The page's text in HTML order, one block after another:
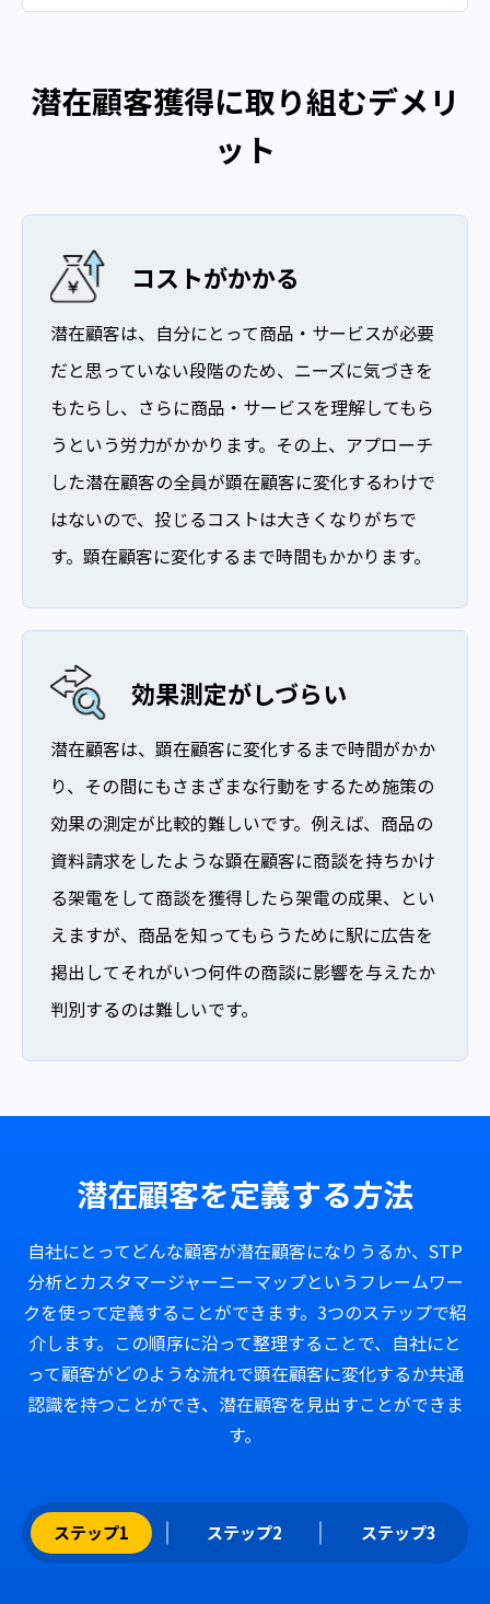
潜在顧客獲得に取り組むデメリ
ット
コストがかかる
潜在顧客は、自分にとって商品・サービスが必要
だと思っていない段階のため、ニーズに気づきを
もたらし、さらに商品・サービスを理解してもら
うという労力がかかります。その上、アプローチ
した潜在顧客の全員が顕在顧客に変化するわけで
はないので、投じるコストは大きくなりがちで
す。顕在顧客に変化するまで時間もかかります。
効果測定がしづらい
潜在顧客は、顕在顧客に変化するまで時間がかか
り、その間にもさまざまな行動をするため施策の
効果の測定が比較的難しいです。例えば、商品の
資料請求をしたような顕在顧客に商談を持ちかけ
る架電をして商談を獲得したら架電の成果、とい
えますが、商品を知ってもらうために駅に広告を
掲出してそれがいつ何件の商談に影響を与えたか
判別するのは難しいです。
潜在顧客を定義する方法
自社にとってどんな顧客が潜在顧客になりうるか、STP
分析とカスタマージャーニーマップというフレームワー
クを使って定義することができます。3つのステップで紹
介します。この順序に沿って整理することで、自社にと
って顧客がどのような流れで顕在顧客に変化するか共通
認識を持つことができ、潜在顧客を見出すことができま
す。
ステップ1 ステップ2 ステップ3